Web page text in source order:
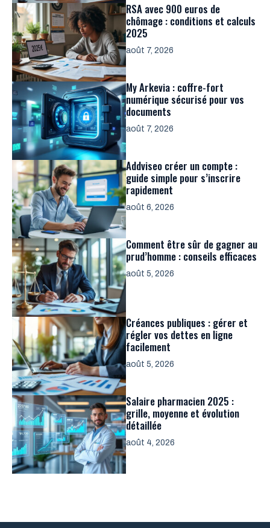
RSA avec 900 euros de
chômage : conditions et calculs
2025
août 7, 2026
My Arkevia : coffre-fort
numérique sécurisé pour vos
documents
août 7, 2026
Addviseo créer un compte :
guide simple pour s’inscrire
rapidement
août 6, 2026
Comment être sûr de gagner au
prud’homme : conseils efficaces
août 5, 2026
Créances publiques : gérer et
régler vos dettes en ligne
facilement
août 5, 2026
Salaire pharmacien 2025 :
grille, moyenne et évolution
détaillée
août 4, 2026